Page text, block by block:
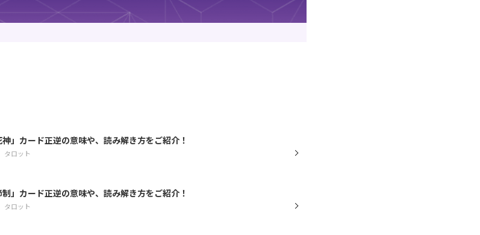
」カード正逆の意味や、読み解き方をご紹介！
タロット
」カード正逆の意味や、読み解き方をご紹介！
タロット